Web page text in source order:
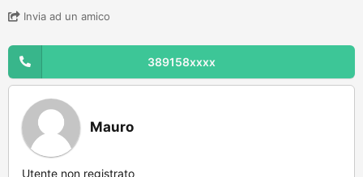
Invia ad un amico
389158xxxx
Mauro
Utente non registrato